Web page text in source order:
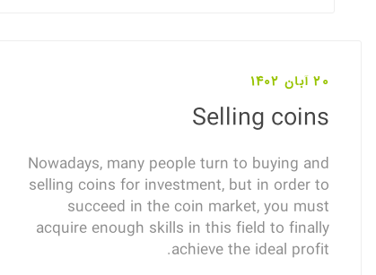
20 آبان 1402
Selling coins
Nowadays, many people turn to buying and
selling coins for investment, but in order to
succeed in the coin market, you must
acquire enough skills in this field to finally
achieve the ideal profit.